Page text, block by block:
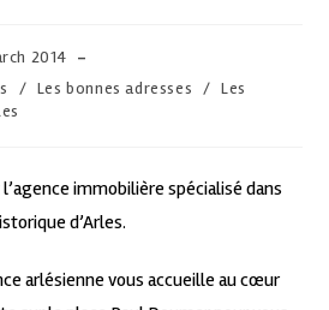
2014
/ Les bonnes adresses / Les
immobilière spécialisé dans
d’Arles.
arlésienne vous accueille au cœur